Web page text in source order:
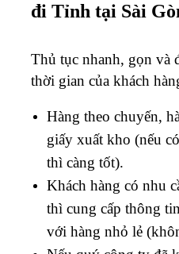
đi Tỉnh tại Sài
Thủ tục nhanh, gọn và
thời gian của khách
Hàng theo chuyến,
giấy xuất kho (nếu
thì càng tốt).
Khách hàng có nhu
thì cung cấp thông
với hàng nhỏ lẻ